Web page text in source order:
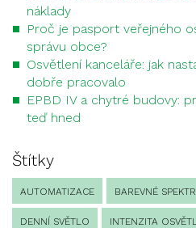
náklady
Proč je pasport veřejného
správu obce?
Osvětlení kanceláře: jak
dobře pracovalo
EPBD IV a chytré budovy:
teď hned
Štítky
AUTOMATIZACE BAREVNÉ
DENNÍ SVĚTLO INTENZITA